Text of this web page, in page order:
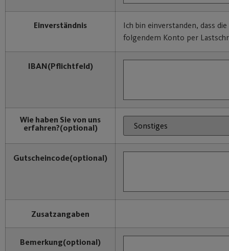
Einverständnis
Ich bin einverstanden, dass
folgendem Konto per
IBAN(Pflichtfeld)
Wie haben Sie von uns
erfahren?(optional)
Gutscheincode(optional)
Zusatzangaben
Bemerkung(optional)